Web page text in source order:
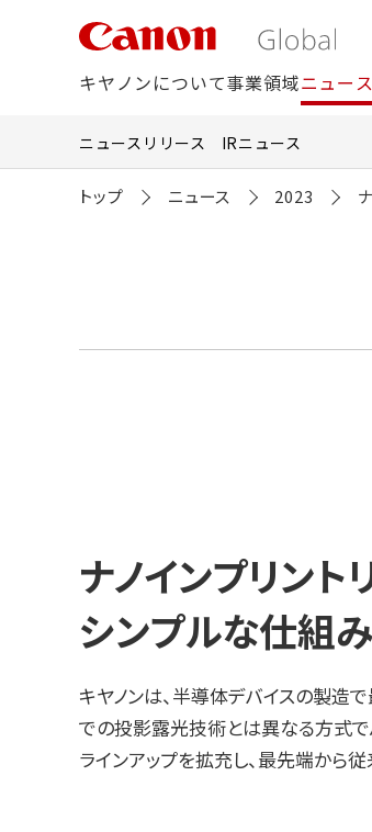
へ
キヤノンについて事業領域ニュース
ニュースリリース IRニュース
トップ ニュース 2023
ナノインプリン
シンプルな仕組
キヤノンは、半導体デバイスの製造
での投影露光技術とは異なる方式で
ラインアップを拡充し、最先端から